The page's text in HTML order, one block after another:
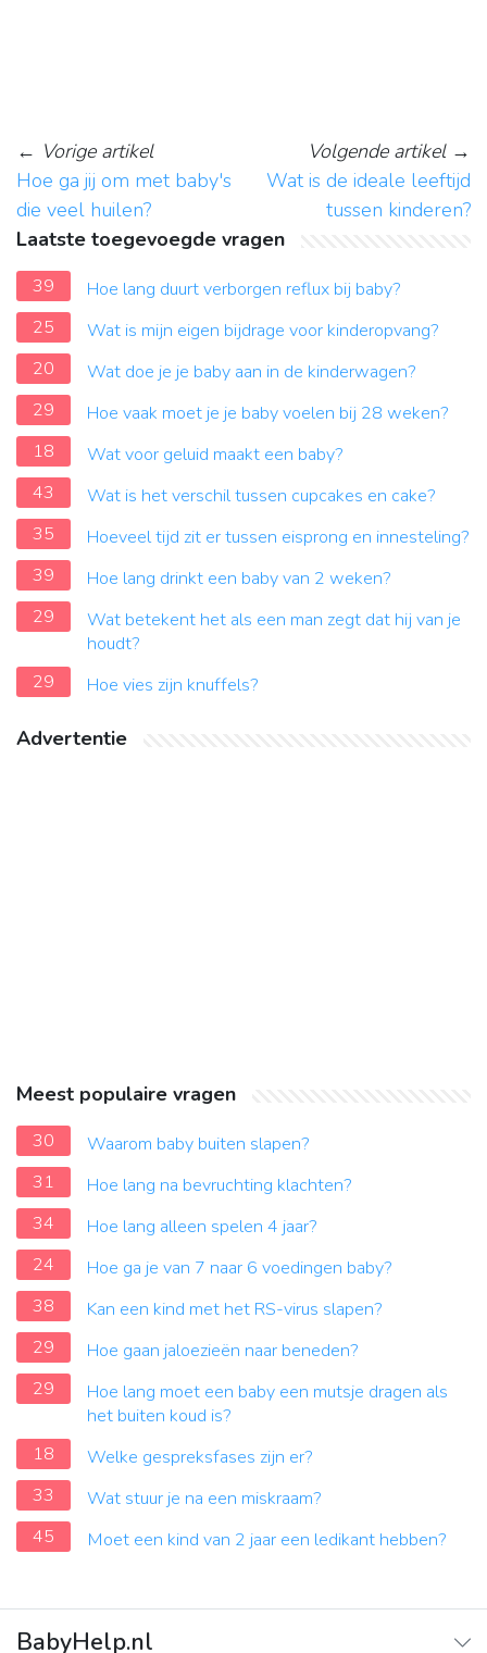
← Vorige artikel
Hoe ga jij om met baby's
die veel huilen?
Volgende artikel→
Wat is de ideale leeftijd
tussen kinderen?
Laatste toegevoegde vragen
39
Hoe lang duurt verborgen reflux bij baby?
25
Wat is mijn eigen bijdrage voor kinderopvang?
20
Wat doe je je baby aan in de kinderwagen?
29
Hoe vaak moet je je baby voelen bij 28 weken?
18
Wat voor geluid maakt een baby?
43
Wat is het verschil tussen cupcakes en cake?
35
Hoeveel tijd zit er tussen eisprong en innesteling?
39
Hoe lang drinkt een baby van 2 weken?
29
Wat betekent het als een man zegt dat hij van je
houdt?
29
Hoe vies zijn knuffels?
Advertentie
Meest populaire vragen
30
Waarom baby buiten slapen?
31
Hoe lang na bevruchting klachten?
34
Hoe lang alleen spelen 4 jaar?
24
Hoe ga je van 7 naar 6 voedingen baby?
38
Kan een kind met het RS-virus slapen?
29
Hoe gaan jaloezieën naar beneden?
29
Hoe lang moet een baby een mutsje dragen als
het buiten koud is?
18
Welke gespreksfases zijn er?
33
Wat stuur je na een miskraam?
45
Moet een kind van 2 jaar een ledikant hebben?
BabyHelp.nl